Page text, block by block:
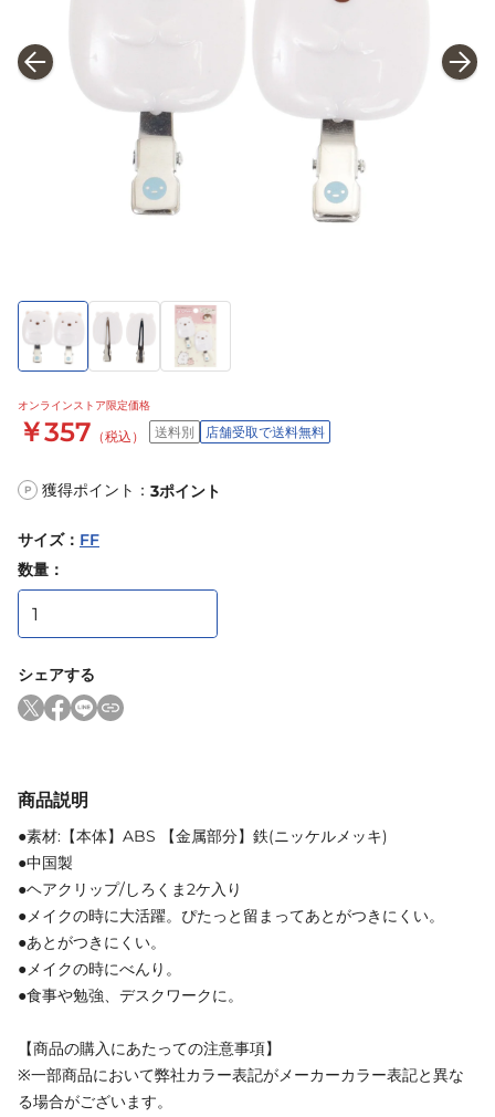
オンラインストア限定価格
￥357 （税込） 送料別 店舗受取で送料無料
P 獲得ポイント： 3ポイント
サイズ： FF
数量：
シェアする
商品説明
●素材:【本体】ABS 【金属部分】鉄(ニッケルメッキ)
●中国製
●ヘアクリップ/しろくま2ケ入り
●メイクの時に大活躍。ぴたっと留まってあとがつきにくい。
●あとがつきにくい。
●メイクの時にべんり。
●食事や勉強、デスクワークに。
【商品の購入にあたっての注意事項】
※一部商品において弊社カラー表記がメーカーカラー表記と異な
る場合がございます。